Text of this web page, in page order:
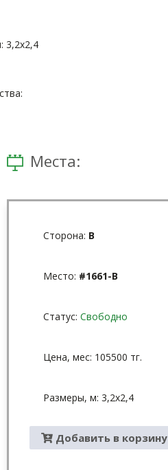
Места:
Сторона: В
Место: #1661-В
Статус: Свободно
Цена, мес: 105500 тг.
Размеры, м: 3,2x2,4
Добавить в корзину